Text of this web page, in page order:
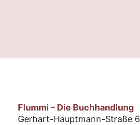
Flummi – Die Buchhandlung
Gerhart-Hauptmann-Straße 6